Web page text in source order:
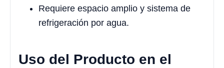
Requiere espacio amplio y sistema de
refrigeración por agua.
Uso del Producto en el